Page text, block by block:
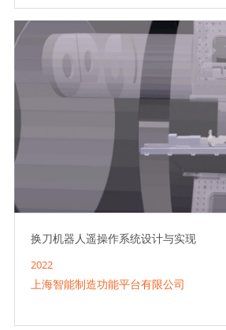
换刀机器人遥操作系统设计与实现
2022
上海智能制造功能平台有限公司